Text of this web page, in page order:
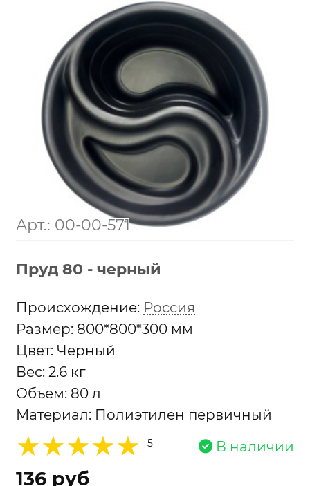
Арт.: 00-00-571
Пруд 80 - черный
Проиcхождение: Россия
Размер: 800*800*300 мм
Цвет: Черный
Вес: 2.6 кг
Объем: 80 л
Материал: Полиэтилен первичный
5 В наличии
136 руб